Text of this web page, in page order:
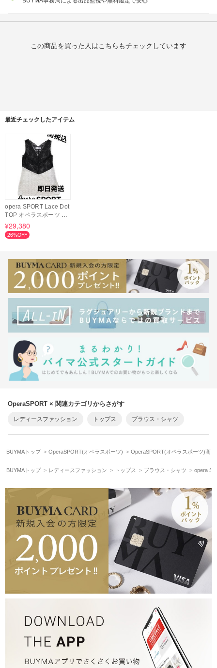
この商品を買った人はこちらもチェックしています
最近チェックしたアイテム
opera SPORT Lace Dot
TOP オペラスポーツ レ
ースドットトップ
¥29,380
26%OFF
OperaSPORT × 関連カテゴリからさがす
レディースファッション トップス ブラウス・シャツ
BUYMAトップ OperaSPORT(オペラスポーツ) OperaSPORT(オペラスポーツ)商
BUYMAトップ レディースファッション トップス ブラウス・シャツ opera